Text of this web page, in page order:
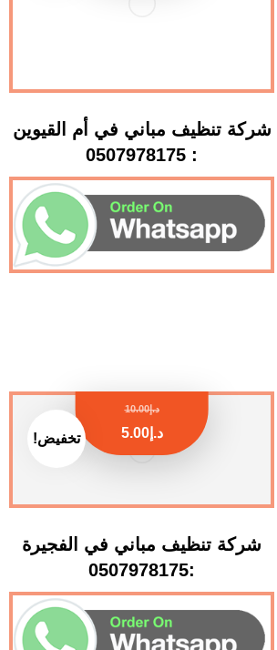
شركة تنظيف مباني في أم القيوين
: 0507978175
تخفيض!
شركة تنظيف مباني في الفجيرة
:0507978175
د.إ10.00
د.إ5.00